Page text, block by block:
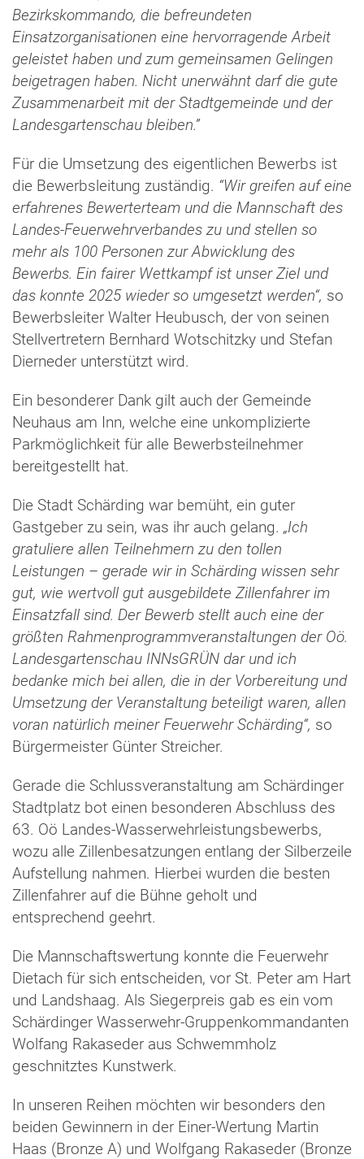
Bezirkskommando, die befreundeten
Einsatzorganisationen eine hervorragende Arbeit
geleistet haben und zum gemeinsamen Gelingen
beigetragen haben. Nicht unerwähnt darf die gute
Zusammenarbeit mit der Stadtgemeinde und der
Landesgartenschau bleiben.”
Für die Umsetzung des eigentlichen Bewerbs ist
die Bewerbsleitung zuständig. “Wir greifen auf eine
erfahrenes Bewerterteam und die Mannschaft des
Landes-Feuerwehrverbandes zu und stellen so
mehr als 100 Personen zur Abwicklung des
Bewerbs. Ein fairer Wettkampf ist unser Ziel und
das konnte 2025 wieder so umgesetzt werden“, so
Bewerbsleiter Walter Heubusch, der von seinen
Stellvertretern Bernhard Wotschitzky und Stefan
Dierneder unterstützt wird.
Ein besonderer Dank gilt auch der Gemeinde
Neuhaus am Inn, welche eine unkomplizierte
Parkmöglichkeit für alle Bewerbsteilnehmer
bereitgestellt hat.
Die Stadt Schärding war bemüht, ein guter
Gastgeber zu sein, was ihr auch gelang. „Ich
gratuliere allen Teilnehmern zu den tollen
Leistungen – gerade wir in Schärding wissen sehr
gut, wie wertvoll gut ausgebildete Zillenfahrer im
Einsatzfall sind. Der Bewerb stellt auch eine der
größten Rahmenprogrammveranstaltungen der Oö.
Landesgartenschau INNsGRÜN dar und ich
bedanke mich bei allen, die in der Vorbereitung und
Umsetzung der Veranstaltung beteiligt waren, allen
voran natürlich meiner Feuerwehr Schärding“, so
Bürgermeister Günter Streicher.
Gerade die Schlussveranstaltung am Schärdinger
Stadtplatz bot einen besonderen Abschluss des
63. Oö Landes-Wasserwehrleistungsbewerbs,
wozu alle Zillenbesatzungen entlang der Silberzeile
Aufstellung nahmen. Hierbei wurden die besten
Zillenfahrer auf die Bühne geholt und
entsprechend geehrt.
Die Mannschaftswertung konnte die Feuerwehr
Dietach für sich entscheiden, vor St. Peter am Hart
und Landshaag. Als Siegerpreis gab es ein vom
Schärdinger Wasserwehr-Gruppenkommandanten
Wolfang Rakaseder aus Schwemmholz
geschnitztes Kunstwerk.
In unseren Reihen möchten wir besonders den
beiden Gewinnern in der Einer-Wertung Martin
Haas (Bronze A) und Wolfgang Rakaseder (Bronze